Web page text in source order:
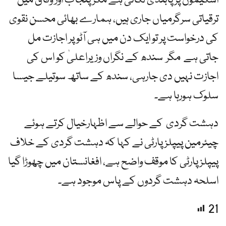
ترقیاتی سرگرمیاں جاری ہیں، ہمارے بھائی محسن نقوی
کی درخواست پر تو ایک دن میں ہی آٹو پر اجازت مل
جاتی ہے مگر سندھ کے نگراں وزیراعلیٰ کو اس کی
اجازت نہیں دی جارہی، سندھ کے ساتھ سوتیلے جیسا
سلوک ہورہا ہے۔
دہشت گردی کے حوالے سے اظہارخیال کرتے ہوئے
چیئرمین پیپلزپارٹی نے کہا کہ دہشت گردی کے خلاف
پیپلز پارٹی کا موقف واضح ہے، افغانستان میں چھوڑا گیا
اسلحہ دہشت گردوں کے پاس موجود ہے۔
21